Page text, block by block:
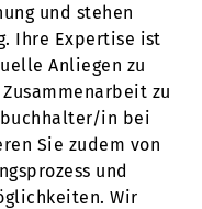
und stehen
Ihre Expertise ist
Anliegen zu
zu
in bei
Sie zudem von
und
Wir